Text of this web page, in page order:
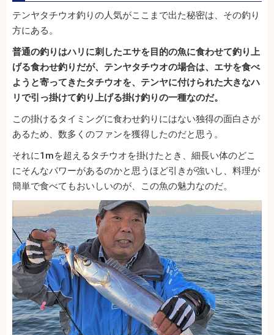
テンヤタチウオ釣りの人気がここまで出た秘密は、その釣り
方にある。
普通の釣りはハリに刺したエサを目的の魚に食わせて釣り上
げる食わせ釣りだが、テンヤタチウオの場合は、エサを食べ
ようと寄ってきたタチウオを、テンヤに付けられた大きなハ
リで引っ掛けて釣り上げる掛け釣りの一種なのだ。
この掛けるタイミングに食わせ釣りにはない独得の面白さが
あるため、数多くのファンを獲得したのだと思う。
それに1mを超えるタチウオを掛けたとき、細長い体のどこ
にそんなパワーがあるのかと思うほど引きが強いし、料理が
簡単で食べてもおいしいのが、この魚の魅力なのだ。